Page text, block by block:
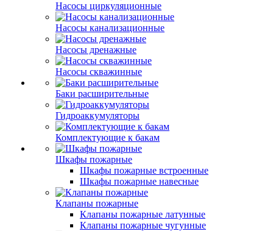
Насосы циркуляционные
Насосы канализационные
Насосы дренажные
Насосы скважинные
Баки расширительные
Гидроаккумуляторы
Комплектующие к бакам
Шкафы пожарные
Шкафы пожарные встроенные
Шкафы пожарные навесные
Клапаны пожарные
Клапаны пожарные латунные
Клапаны пожарные чугунные